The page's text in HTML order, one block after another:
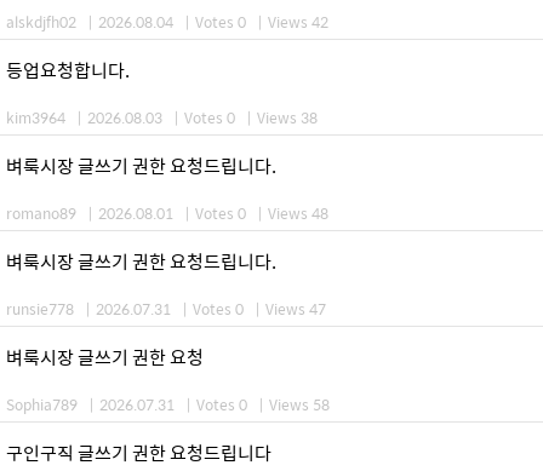
alskdjfh02 | 2026.08.04 | Votes 0 | Views 42
등업요청합니다.
kim3964 | 2026.08.03 | Votes 0 | Views 38
벼룩시장 글쓰기 권한 요청드립니다.
romano89 | 2026.08.01 | Votes 0 | Views 48
벼룩시장 글쓰기 권한 요청드립니다.
runsie778 | 2026.07.31 | Votes 0 | Views 47
벼룩시장 글쓰기 권한 요청
Sophia789 | 2026.07.31 | Votes 0 | Views 58
구인구직 글쓰기 권한 요청드립니다